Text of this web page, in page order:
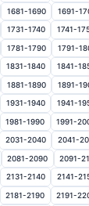
1681-1690 1691-
1731-1740 1741-
1781-1790 1791-
1831-1840 1841-
1881-1890 1891-
1931-1940 1941-
1981-1990 1991-
2031-2040 2041-
2081-2090 2091-
2131-2140 2141-
2181-2190 2191-